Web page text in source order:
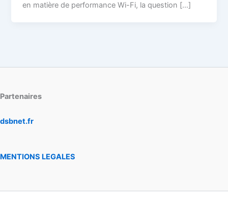
en matière de performance Wi-Fi, la question […]
Partenaires
dsbnet.fr
MENTIONS LEGALES